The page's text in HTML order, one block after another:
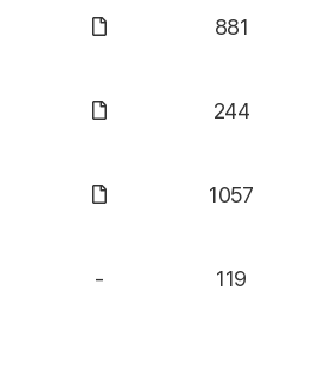
881
244
1057
- 119